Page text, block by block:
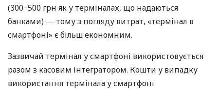
(300−500 грн як у терміналах, що надаються
банками) — тому з погляду витрат, «термінал в
смартфоні» є більш економним.
Зазвичай термінал у смартфоні використовується
разом з касовим інтегратором. Кошти у випадку
використання термінала у смартфоні